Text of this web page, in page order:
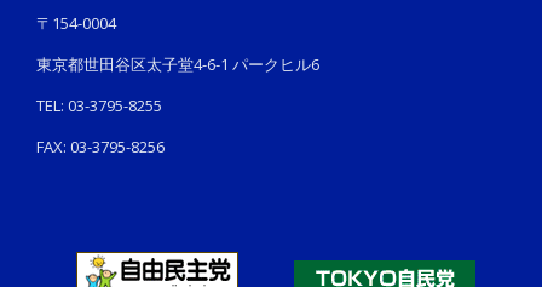
〒154-0004
東京都世田谷区太子堂4-6-1 パークヒル6
TEL: 03-3795-8255
FAX: 03-3795-8256